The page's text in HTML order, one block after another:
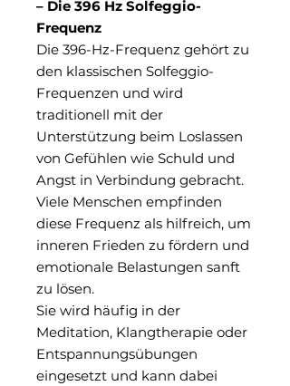
– Die 396 Hz Solfeggio-
Frequenz
Die 396-Hz-Frequenz gehört zu
den klassischen Solfeggio-
Frequenzen und wird
traditionell mit der
Unterstützung beim Loslassen
von Gefühlen wie Schuld und
Angst in Verbindung gebracht.
Viele Menschen empfinden
diese Frequenz als hilfreich, um
inneren Frieden zu fördern und
emotionale Belastungen sanft
zu lösen.
Sie wird häufig in der
Meditation, Klangtherapie oder
Entspannungsübungen
eingesetzt und kann dabei